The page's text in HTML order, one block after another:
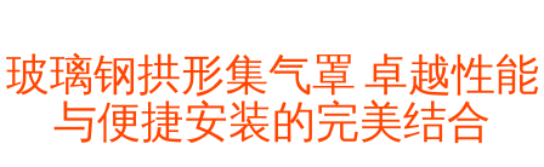
玻璃钢拱形集气罩 卓越性能
与便捷安装的完美结合